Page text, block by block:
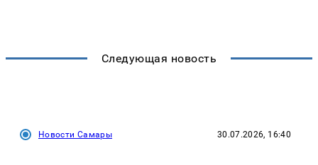
Следующая новость
Новости Самары 30.07.2026, 16:40